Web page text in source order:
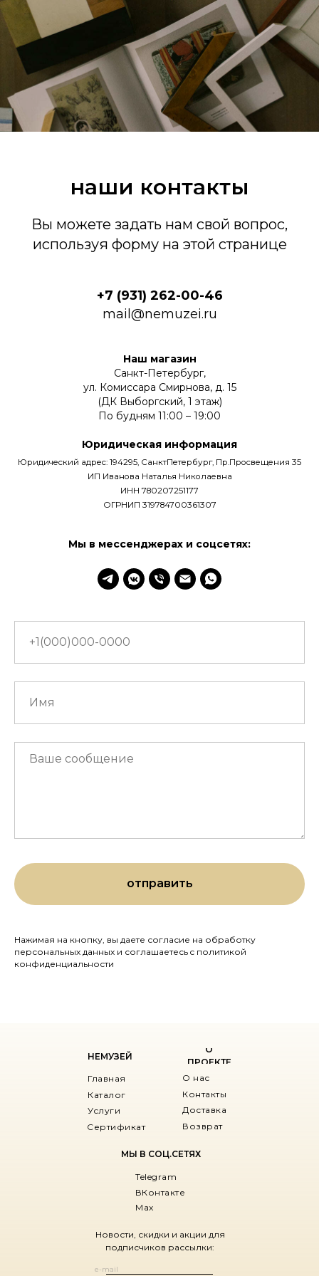
наши контакты
Вы можете задать нам свой вопрос,
используя форму на этой странице
+7 (931) 262-00-46
mail@nemuzei.ru
Наш магазин
Санкт-Петербург,
ул. Комиссара Смирнова, д. 15
(ДК Выборгский, 1 этаж)
По будням 11:00 – 19:00
Юридическая информация
Юридический адрес: 194295, СанктПетербург, Пр.Просвещения 35
ИП Иванова Наталья Николаевна
ИНН 780207251177
ОГРНИП 319784700361307
Мы в мессенджерах и соцсетях:
отправить
Нажимая на кнопку, вы даете согласие на обработку
персональных данных и соглашаетесь c политикой
конфиденциальности
Новости, скидки и акции для
подписчиков рассылки:
Главная
Услуги Доставка
О нас
Контакты
Каталог
Возврат
НЕМУЗЕЙ
О
ПРОЕКТЕ
Сертификат
МЫ В СОЦ.СЕТЯХ
Telegram
ВКонтакте
Max